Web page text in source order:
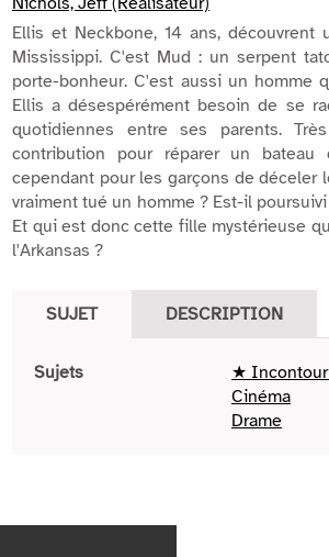
Ellis et Neckbone, 14 ans,
Mississippi. C'est Mud : un serpent
porte-bonheur. C'est aussi un homme
Ellis a désespérément besoin de se
quotidiennes entre ses parents.
contribution pour réparer un
cependant pour les garçons de déceler
vraiment tué un homme ? Est-il
Et qui est donc cette fille mystérieuse
l'Arkansas ?
SUJET DESCRIPTION
Sujets
★
Cinéma
Drame